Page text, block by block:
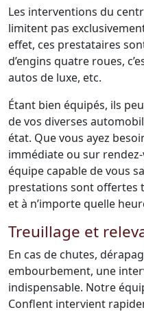
Les interventions du
limitent pas
effet, ces prestataires
d’engins quatre roues,
autos de luxe, etc.
Étant bien équipés, ils
de vos diverses
état. Que vous ayez
immédiate ou sur
équipe capable de vous
prestations sont offertes
et à n’importe quelle
Treuillage et
En cas de chutes,
embourbement, une
indispensable. Notre
Conflent intervient